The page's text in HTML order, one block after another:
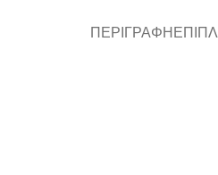
ΠΕΡΙΓΡΑΦΉ